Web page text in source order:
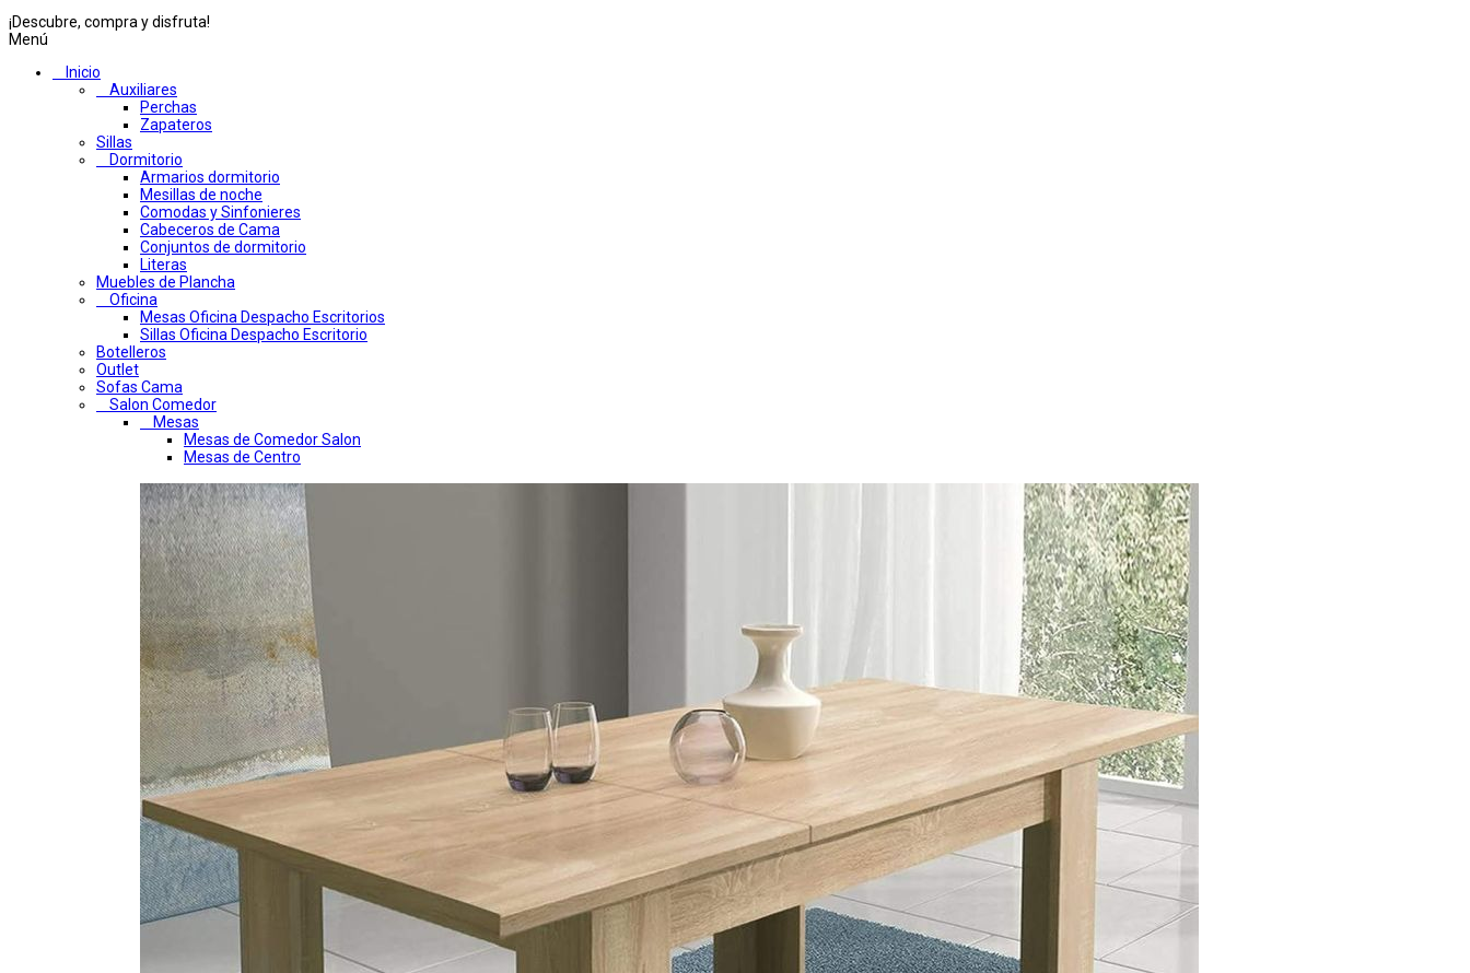
¡Descubre, compra y disfruta!
Menú
Inicio
Auxiliares
Perchas
Zapateros
Sillas
Dormitorio
Armarios dormitorio
Mesillas de noche
Comodas y Sinfonieres
Cabeceros de Cama
Conjuntos de dormitorio
Literas
Muebles de Plancha
Oficina
Mesas Oficina Despacho Escritorios
Sillas Oficina Despacho Escritorio
Botelleros
Outlet
Sofas Cama
Salon Comedor
Mesas
Mesas de Comedor Salon
Mesas de Centro